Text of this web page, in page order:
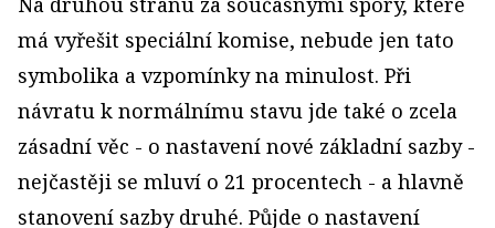
má vyřešit speciální komise, nebude jen tato
symbolika a vzpomínky na minulost. Při
návratu k normálnímu stavu jde také o zcela
zásadní věc - o nastavení nové základní sazby -
nejčastěji se mluví o 21 procentech - a hlavně
stanovení sazby druhé. Půjde o nastavení